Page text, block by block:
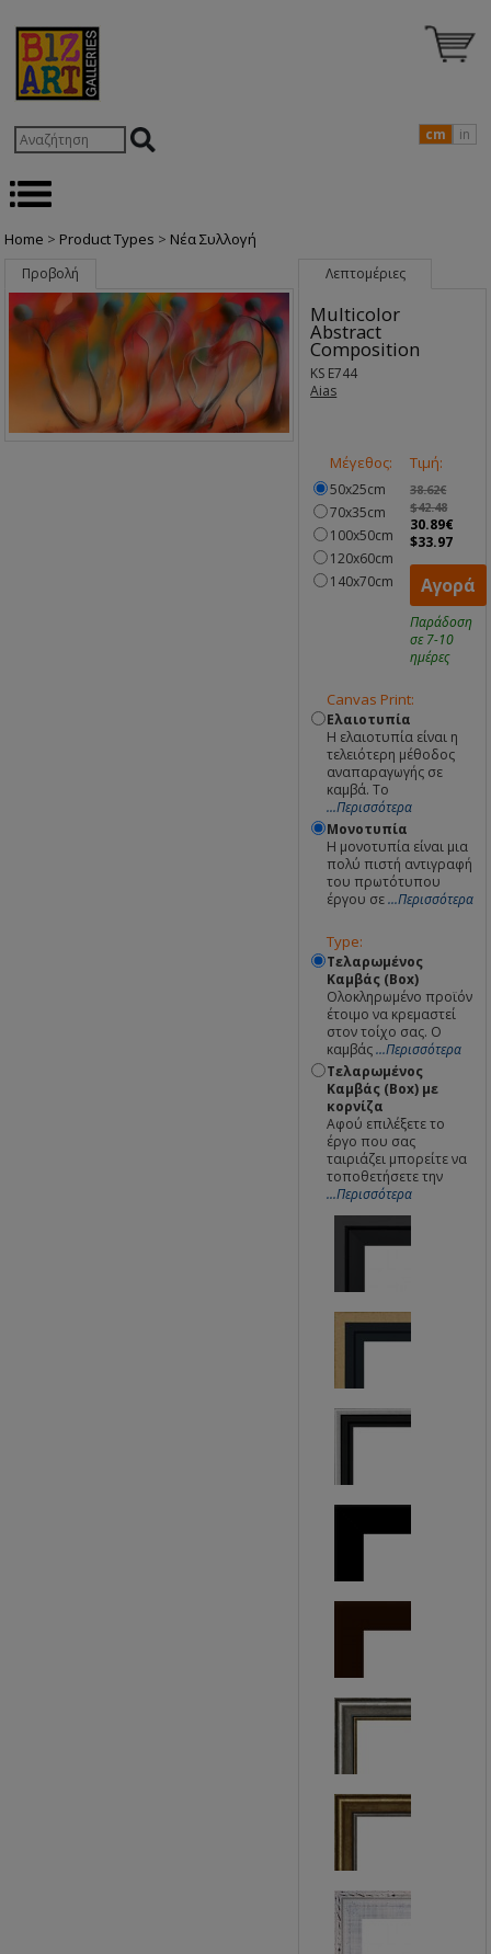
cm in
Home > Product Types > Nέα Συλλογή
Προβολή Λεπτομέριες
Multicolor
Abstract
Composition
KS E744
Aias
Μέγεθος:
50x25cm
70x35cm
100x50cm
120x60cm
140x70cm
Τιμή:
38.62€
$42.48
30.89€
$33.97
Αγορά
Παράδοση
σε 7-10
ημέρες
Canvas Print:
Ελαιοτυπία
Η ελαιοτυπία είναι η
τελειότερη μέθοδος
αναπαραγωγής σε
καμβά. Το
...Περισσότερα
Μονοτυπία
Η μονοτυπία είναι μια
πολύ πιστή αντιγραφή
του πρωτότυπου
έργου σε...Περισσότερα
Type:
Τελαρωμένος
Καμβάς (Box)
Ολοκληρωμένο προϊόν
έτοιμο να κρεμαστεί
στον τοίχο σας. Ο
καμβάς...Περισσότερα
Τελαρωμένος
Καμβάς (Box) με
κορνίζα
Αφού επιλέξετε το
έργο που σας
ταιριάζει μπορείτε να
τοποθετήσετε την
...Περισσότερα